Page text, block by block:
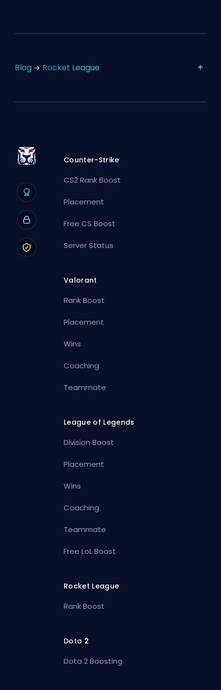
Blog Rocket League
Counter-Strike
CS2 Rank Boost
Placement
Free CS Boost
Server Status
Valorant
Rank Boost
Placement
Wins
Coaching
Teammate
League of Legends
Division Boost
Placement
Wins
Coaching
Teammate
Free LoL Boost
Rocket League
Rank Boost
Dota 2
Dota 2 Boosting